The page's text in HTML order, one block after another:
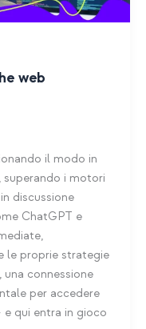
web
il modo in
superando i motori
discussione
ChatGPT e
le proprie strategie
connessione
per accedere
qui entra in gioco